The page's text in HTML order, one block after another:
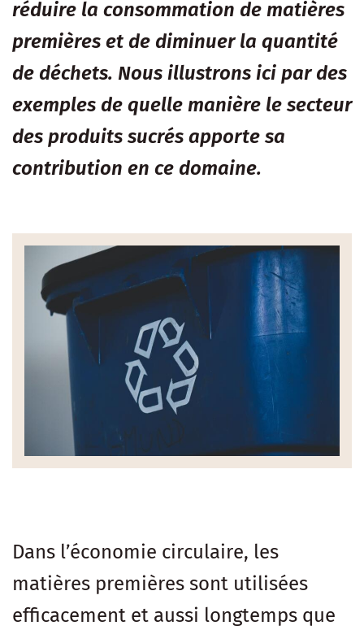
réduire la consommation de matières
premières et de diminuer la quantité
de déchets. Nous illustrons ici par des
exemples de quelle manière le secteur
des produits sucrés apporte sa
contribution en ce domaine.
Dans l’économie circulaire, les
matières premières sont utilisées
efficacement et aussi longtemps que